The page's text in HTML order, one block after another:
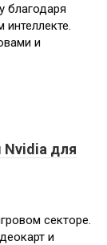
благодаря
интеллекте.
и
Nvidia для
секторе.
и